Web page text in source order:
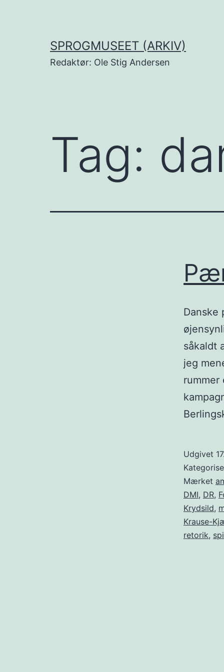
SPROGMUSEET (ARKIV)
Redaktør: Ole Stig Andersen
Tag:
Danske
såkaldt
jeg
rummer
Udgivet
Mærket
DMI, DR,
Krydsild,
Krause-
retorik,